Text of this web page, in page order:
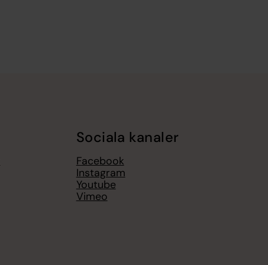
Sociala kanaler
Facebook
Instagram
Youtube
Vimeo